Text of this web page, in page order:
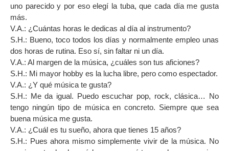
uno parecido y por eso elegí la tuba, que cada día me gusta
más.
V.A.: ¿Cuántas horas le dedicas al día al instrumento?
S.H.: Bueno, toco todos los días y normalmente empleo unas
dos horas de rutina. Eso sí, sin faltar ni un día.
V.A.: Al margen de la música, ¿cuáles son tus aficiones?
S.H.: Mi mayor hobby es la lucha libre, pero como espectador.
V.A.: ¿Y qué música te gusta?
S.H.: Me da igual. Puedo escuchar pop, rock, clásica… No
tengo ningún tipo de música en concreto. Siempre que sea
buena música me gusta.
V.A.: ¿Cuál es tu sueño, ahora que tienes 15 años?
S.H.: Pues ahora mismo simplemente vivir de la música. No